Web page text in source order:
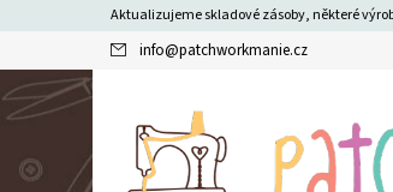
Aktualizujeme skladové zásoby, některé
info@patchworkmanie.cz